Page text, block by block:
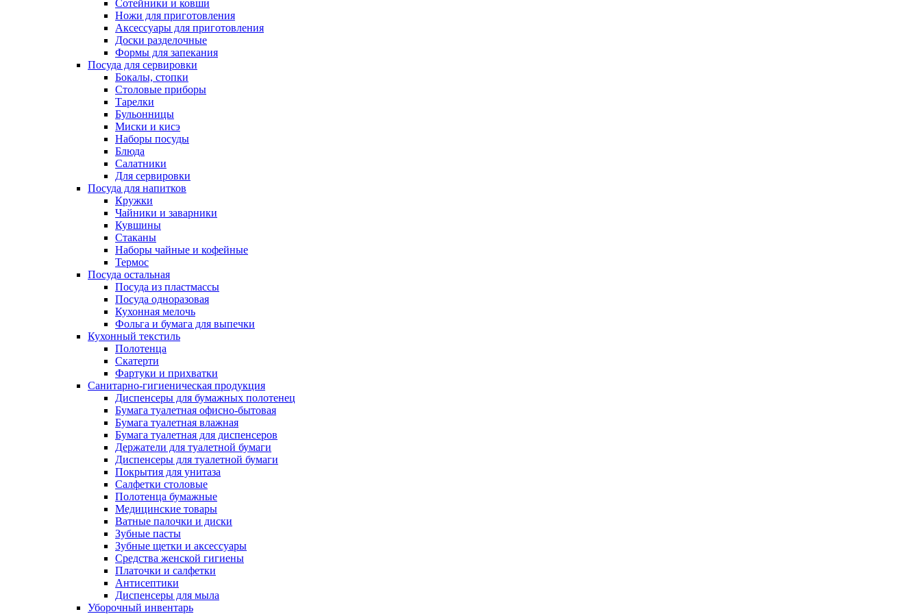
Сотейники и ковши
Ножи для приготовления
Аксессуары для приготовления
Доски разделочные
Формы для запекания
Посуда для сервировки
Бокалы, стопки
Столовые приборы
Тарелки
Бульонницы
Миски и кисэ
Наборы посуды
Блюда
Салатники
Для сервировки
Посуда для напитков
Кружки
Чайники и заварники
Кувшины
Стаканы
Наборы чайные и кофейные
Термос
Посуда остальная
Посуда из пластмассы
Посуда одноразовая
Кухонная мелочь
Фольга и бумага для выпечки
Кухонный текстиль
Полотенца
Скатерти
Фартуки и прихватки
Санитарно-гигиеническая продукция
Диспенсеры для бумажных полотенец
Бумага туалетная офисно-бытовая
Бумага туалетная влажная
Бумага туалетная для диспенсеров
Держатели для туалетной бумаги
Диспенсеры для туалетной бумаги
Покрытия для унитаза
Салфетки столовые
Полотенца бумажные
Медицинские товары
Ватные палочки и диски
Зубные пасты
Зубные щетки и аксессуары
Средства женской гигиены
Платочки и салфетки
Антисептики
Диспенсеры для мыла
Уборочный инвентарь